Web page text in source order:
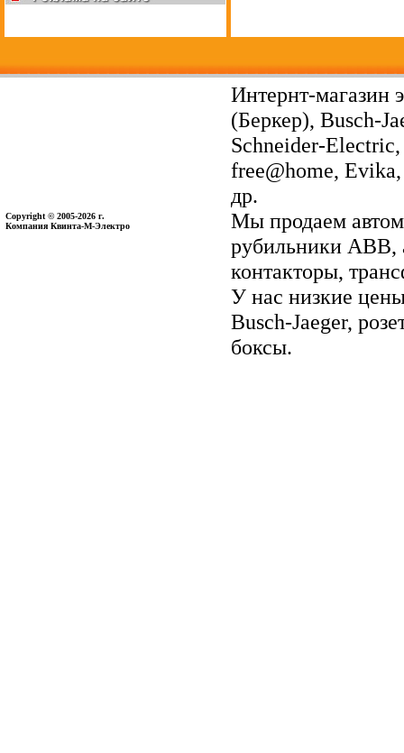
Copyright © 2005-2026 г.
Компания Квинта-М-Электро
Интернт-магазин
(Беркер), Busch-
Schneider-
free@home,
др.
Мы продаем
рубильники ABB,
контакторы,
У нас низкие
Busch-Jaeger,
боксы.